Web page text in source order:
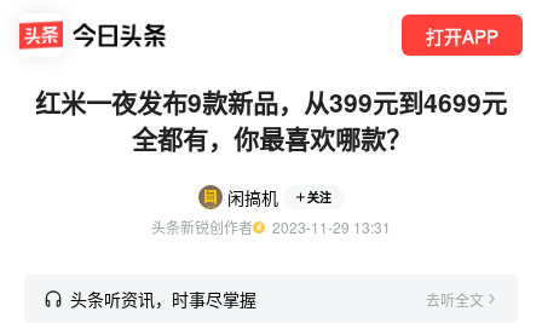
打开APP
红米一夜发布9款新品，从399元到4699元
全都有，你最喜欢哪款？
闲搞机 关注
头条新锐创作者
  2023-11-29 13:31
头条听资讯，时事尽掌握 去听全文